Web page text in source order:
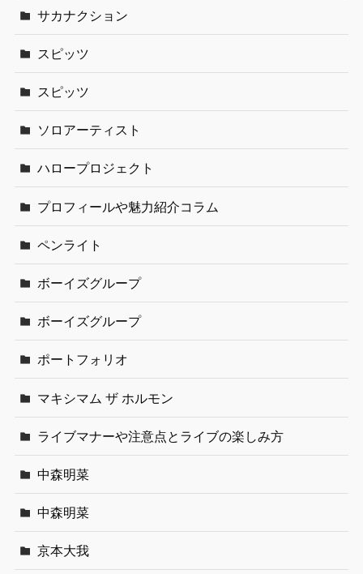
サカナクション
スピッツ
スピッツ
ソロアーティスト
ハロープロジェクト
プロフィールや魅力紹介コラム
ペンライト
ボーイズグループ
ボーイズグループ
ポートフォリオ
マキシマム ザ ホルモン
ライブマナーや注意点とライブの楽しみ方
中森明菜
中森明菜
京本大我